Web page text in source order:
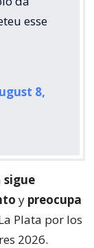
esse
8,
sigue
y preocupa
Plata por los
2026.